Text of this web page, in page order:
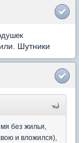
Шутники
без жилья,
и вложился),